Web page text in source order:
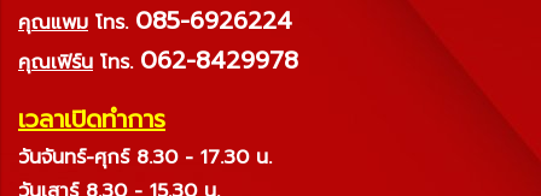
คุณแพม โทร. 085-6926224
คุณเฟิร์น โทร. 062-8429978
เวลาเปิดทำการ
วันจันทร์-ศุกร์ 8.30 - 17.30 น.